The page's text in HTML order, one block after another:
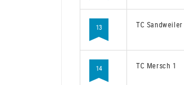
13 TC Sandweiler
14 TC Mersch 1